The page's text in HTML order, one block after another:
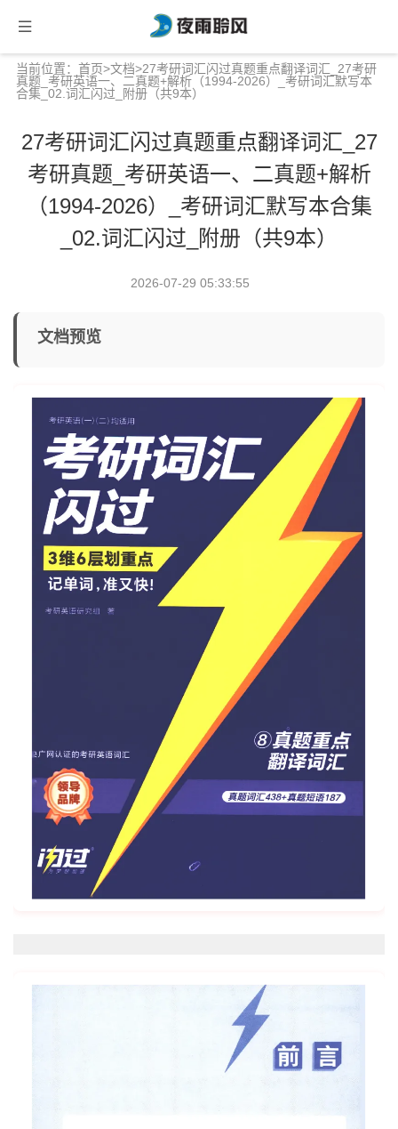
当前位置： 首页>文档>27考研词汇闪过真题重点翻译词汇_27考研
真题_考研英语一、二真题+解析（1994-2026）_考研词汇默写本
合集_02.词汇闪过_附册（共9本）
27考研词汇闪过真题重点翻译词汇_27
考研真题_考研英语一、二真题+解析
（1994-2026）_考研词汇默写本合集
_02.词汇闪过_附册（共9本）
2026-07-29 05:33:55
文档预览